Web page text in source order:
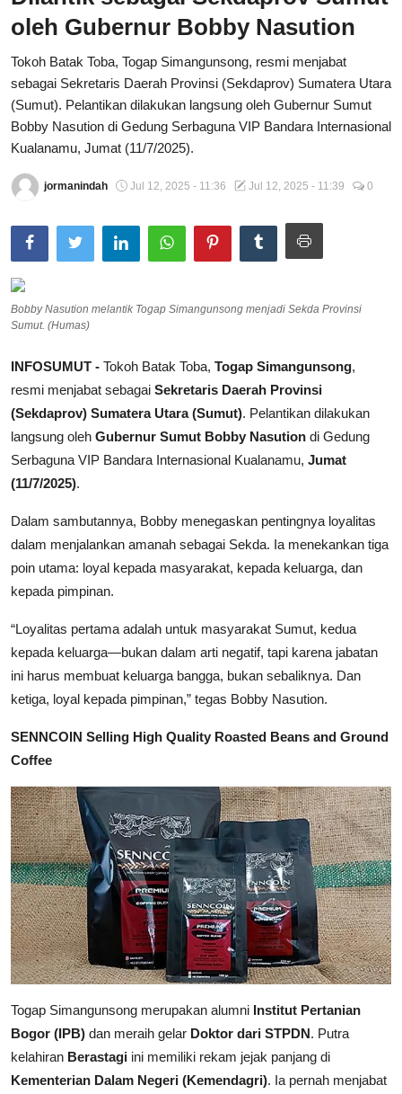
Total Sports
Contact
Pedoman Media Siber
oleh Gubernur Bobby Nasution
Tokoh Batak Toba, Togap Simangunsong, resmi menjabat
sebagai Sekretaris Daerah Provinsi (Sekdaprov) Sumatera Utara
(Sumut). Pelantikan dilakukan langsung oleh Gubernur Sumut
Bobby Nasution di Gedung Serbaguna VIP Bandara Internasional
Kualanamu, Jumat (11/7/2025).
jormanindah Jul 12, 2025 - 11:36 Jul 12, 2025 - 11:39 0
Bobby Nasution melantik Togap Simangunsong menjadi Sekda Provinsi
Sumut. (Humas)
INFOSUMUT - Tokoh Batak Toba, Togap Simangunsong,
resmi menjabat sebagai Sekretaris Daerah Provinsi
(Sekdaprov) Sumatera Utara (Sumut). Pelantikan dilakukan
langsung oleh Gubernur Sumut Bobby Nasution di Gedung
Serbaguna VIP Bandara Internasional Kualanamu, Jumat
(11/7/2025).
Dalam sambutannya, Bobby menegaskan pentingnya loyalitas
dalam menjalankan amanah sebagai Sekda. Ia menekankan tiga
poin utama: loyal kepada masyarakat, kepada keluarga, dan
kepada pimpinan.
“Loyalitas pertama adalah untuk masyarakat Sumut, kedua
kepada keluarga—bukan dalam arti negatif, tapi karena jabatan
ini harus membuat keluarga bangga, bukan sebaliknya. Dan
ketiga, loyal kepada pimpinan,” tegas Bobby Nasution.
SENNCOIN Selling High Quality Roasted Beans and Ground
Coffee
Togap Simangunsong merupakan alumni Institut Pertanian
Bogor (IPB) dan meraih gelar Doktor dari STPDN. Putra
kelahiran Berastagi ini memiliki rekam jejak panjang di
Kementerian Dalam Negeri (Kemendagri). Ia pernah menjabat